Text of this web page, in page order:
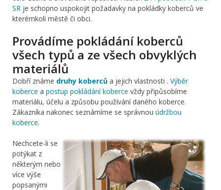
SR je schopno uspokojit požadavky na pokládky koberců ve
kterémkoli městě či obci.
Provádíme pokládání koberců
všech typů a ze všech obvyklých
materiálů
Dobří známe druhy koberců a jejich vlastnosti . Výběr
koberce a postup pokládání koberce vždy připůsobíme
materiálu, účelu a způsobu používání daného koberce.
Zákazníka nakonec seznámíme se správnou údržbou
koberce.
Nechcete-li se
potýkat z
některým nebo
více výše
popsanými